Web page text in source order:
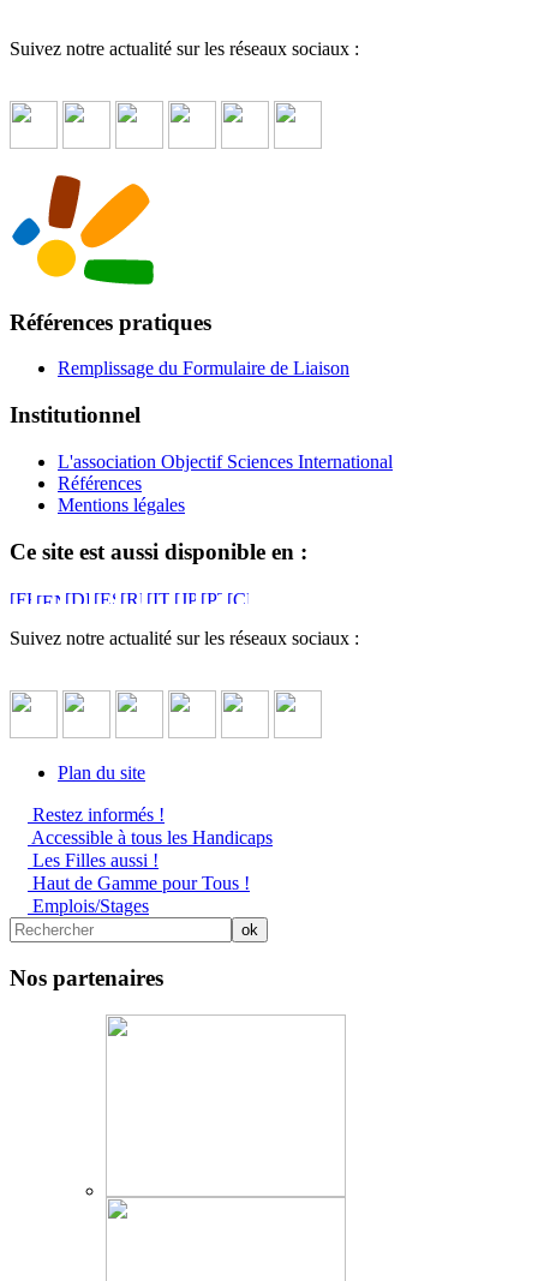
Suivez notre actualité sur les réseaux sociaux :
Références pratiques
Remplissage du Formulaire de Liaison
Institutionnel
L'association Objectif Sciences International
Références
Mentions légales
Ce site est aussi disponible en :
Suivez notre actualité sur les réseaux sociaux :
Plan du site
Restez informés !
Accessible à tous les Handicaps
Les Filles aussi !
Haut de Gamme pour Tous !
Emplois/Stages
Nos partenaires